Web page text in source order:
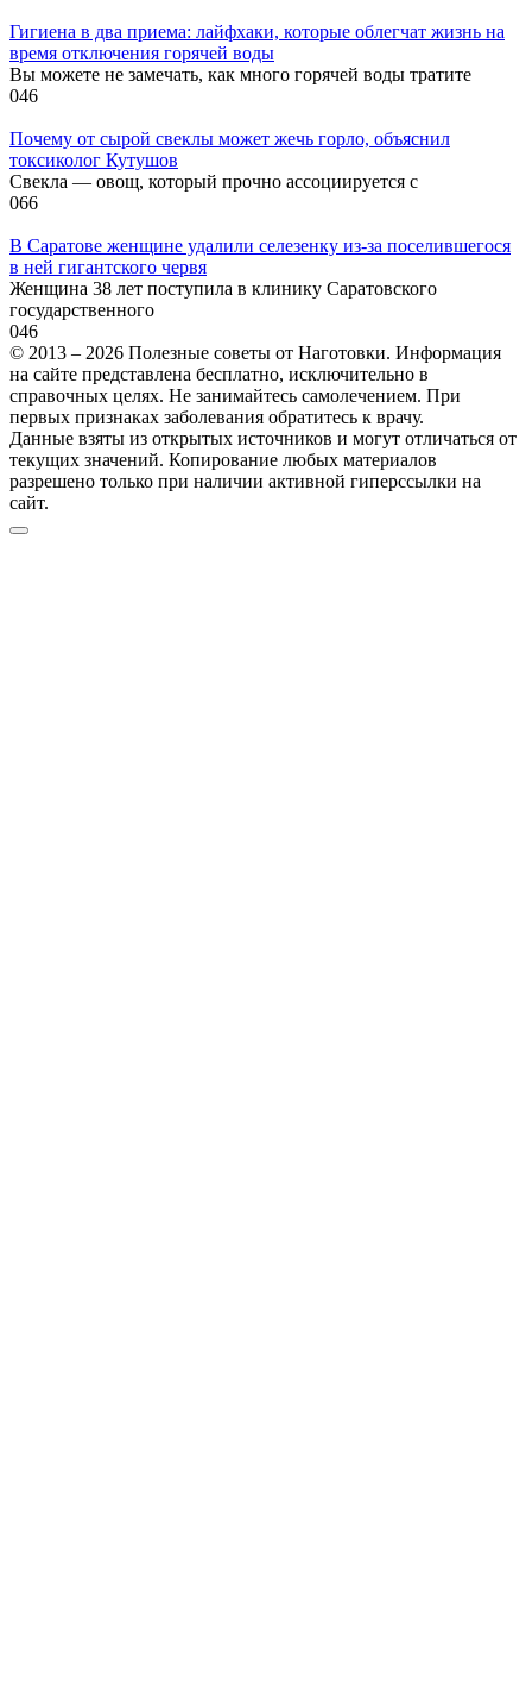
Гигиена в два приема: лайфхаки, которые облегчат жизнь на
время отключения горячей воды
Вы можете не замечать, как много горячей воды тратите
046
Почему от сырой свеклы может жечь горло, объяснил
токсиколог Кутушов
Свекла — овощ, который прочно ассоциируется с
066
В Саратове женщине удалили селезенку из-за поселившегося
в ней гигантского червя
Женщина 38 лет поступила в клинику Саратовского
государственного
046
© 2013 – 2026 Полезные советы от Наготовки. Информация
на сайте представлена бесплатно, исключительно в
справочных целях. Не занимайтесь самолечением. При
первых признаках заболевания обратитесь к врачу.
Данные взяты из открытых источников и могут отличаться от
текущих значений. Копирование любых материалов
разрешено только при наличии активной гиперссылки на
сайт.